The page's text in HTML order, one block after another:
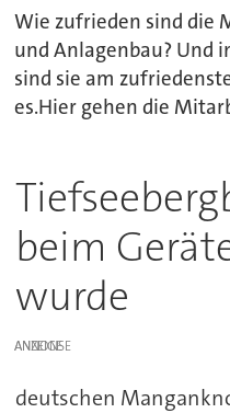
Wie zufrieden sind die
und Anlagenbau? Und
sind sie am
es.Hier gehen die
beim
wurde
ANZEIGE
deutschen